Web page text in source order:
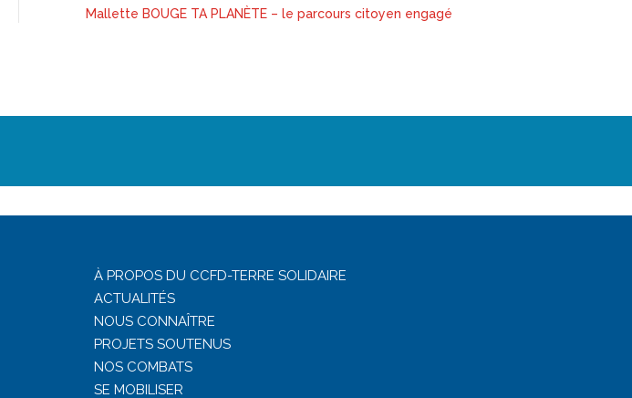
Mallette BOUGE TA PLANÈTE – le parcours citoyen engagé
À PROPOS DU CCFD-TERRE SOLIDAIRE
ACTUALITÉS
NOUS CONNAÎTRE
PROJETS SOUTENUS
NOS COMBATS
SE MOBILISER